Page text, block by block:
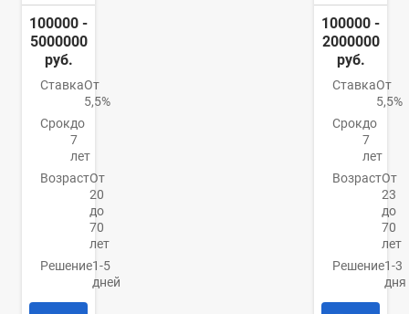
100000 -
5000000
руб.
СтавкаОт
5,5%
Срокдо
7
лет
ВозрастОт
20
до
70
лет
Решение1-5
дней
100000 -
2000000
руб.
СтавкаОт
5,5%
Срокдо
7
лет
ВозрастОт
23
до
70
лет
Решение1-3
дня